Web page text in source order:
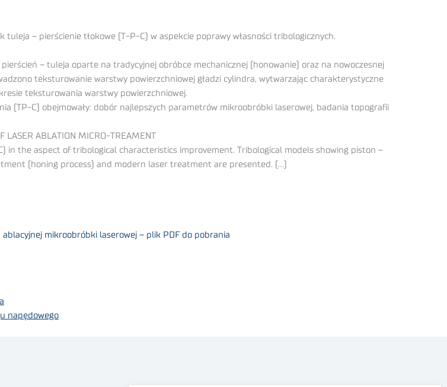
– pierścienie tłokowe (T-P-C) w aspekcie poprawy własności tribologicznych.
– tuleja oparte na tradycyjnej obróbce mechanicznej (honowanie) oraz na nowoczesnej
teksturowanie warstwy powierzchniowej gładzi cylindra, wytwarzając charakterystyczne
teksturowania warstwy powierzchniowej.
(TP-C) obejmowały: dobór najlepszych parametrów mikroobróbki laserowej, badania topografii
LASER ABLATION MICRO-TREAMENT
the aspect of tribological characteristics improvement. Tribological models showing piston –
(honing process) and modern laser treatment are presented. (…)
mikroobróbki laserowej – plik PDF do pobrania
napędowego